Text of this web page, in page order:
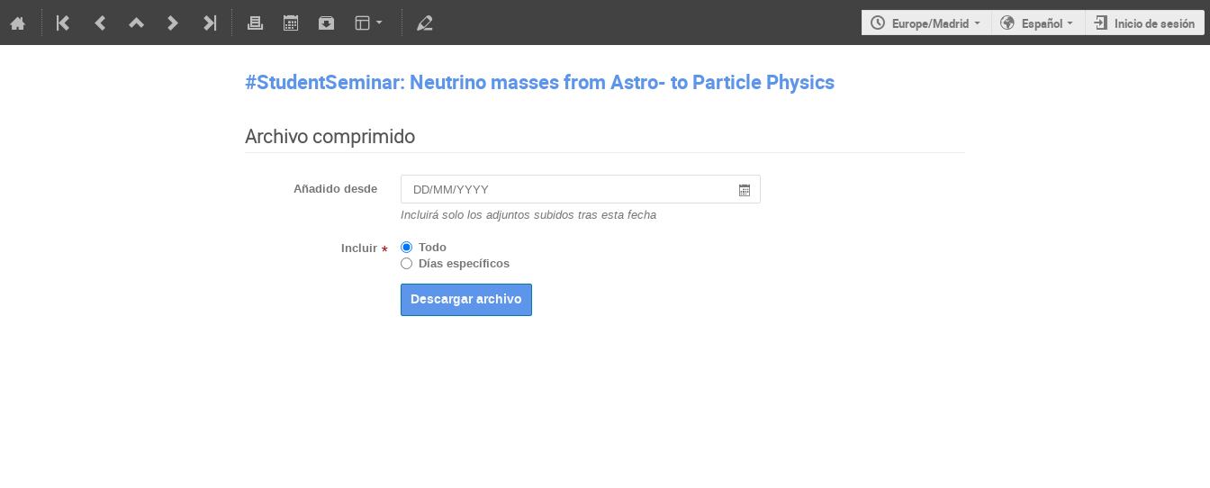
Europe/Madrid Español Inicio de sesión
#StudentSeminar: Neutrino masses from Astro- to Particle Physics
Archivo comprimido
Añadido desde
Incluirá solo los adjuntos subidos tras esta fecha
Incluir *
Todo
Días específicos